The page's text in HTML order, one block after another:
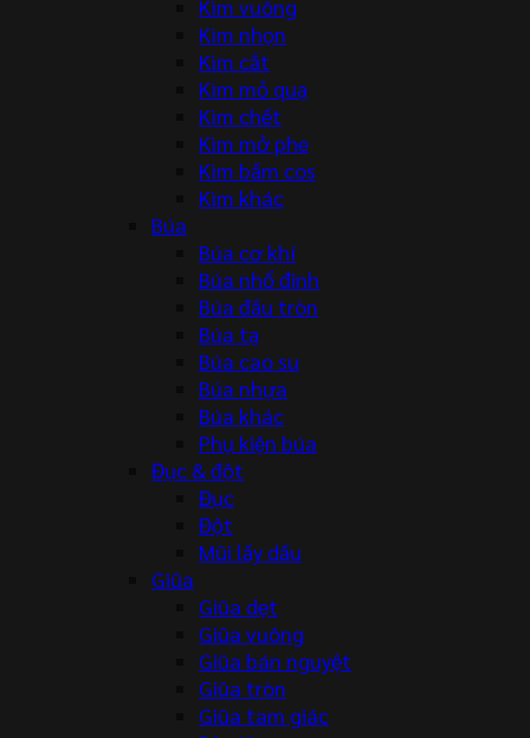
Kìm vuông
Kìm nhọn
Kìm cắt
Kìm mỏ quạ
Kìm chết
Kìm mở phe
Kìm bấm cos
Kìm khác
Búa
Búa cơ khí
Búa nhổ đinh
Búa đầu tròn
Búa tạ
Búa cao su
Búa nhựa
Búa khác
Phụ kiện búa
Đục & đột
Đục
Đột
Mũi lấy dấu
Giũa
Giũa dẹt
Giũa vuông
Giũa bán nguyệt
Giũa tròn
Giũa tam giác